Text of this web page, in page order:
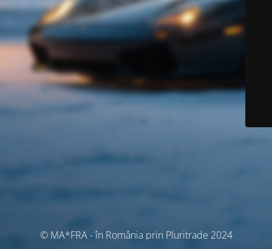
© MA*FRA - în România prin Pluritrade 2024